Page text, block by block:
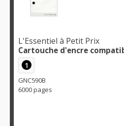
L'Essentiel à Petit Prix
Cartouche d'encre
1
GNC590B
6000 pages